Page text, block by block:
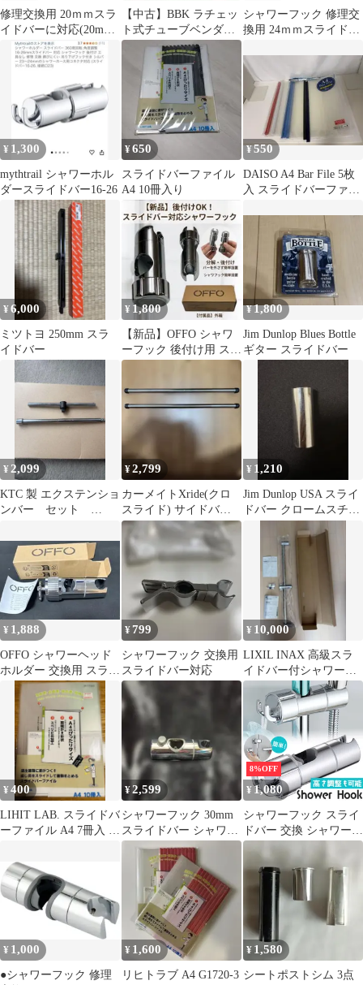
ー掛け 引っ掛け
修理交換用 20ｍｍスラ
イドバーに対応(20mm)
シャワーフック
【中古】BBK ラチェッ
ト式チューブベンダー
スライド式シューバー
タイプ RB-147W【電材
館越谷店】
シャワーフック 修理交
換用 24ｍｍスライドバ
¥ 1,300
mythtrail シャワーホル
ダースライドバー16-26
¥650
スライドバーファイル
A4 10冊入り
¥550
DAISO A4 Bar File 5枚
入 スライドバーファイ
¥6,000
ミツトヨ 250mm スラ
イドバー
¥ 1,800
【新品】OFFO シャワ
ーフック 後付け用 スラ
イドバー対応 30-32mm
¥1,800
Jim Dunlop Blues Bottle
ギター スライドバー
¥2,099
KTC 製 エクステンショ
ンバー セット
ドハンドル
¥2,799
カーメイトXride(クロ
スライド) サイドバー
L650 NS123 バーのみ
¥ 1,210
Jim Dunlop USA スライ
ドバー クロームスチー
¥ 1,888
OFFO シャワーヘッド
ホルダー 交換用 スライ
ドバー対応
¥799
シャワーフック 交換用
スライドバー対応
¥ 10,000
LIXIL INAX 高級スラ
イドバー付シャワーフ
ックBF-FB27（800）
¥400
LIHIT LAB. スライドバ
ーファイル A4 7冊入 黄
¥2,599
シャワーフック 30mm
スライドバー シャワー
ホルダー
8%OFF
¥ 1,080
シャワーフック スライ
ドバー 交換 シャワーラ
ック シャワーホルダー
シャワーヘッド フック
棒 ポール 角度調節 高
さ調節 シャワーハンガ
ー お風呂 収納 付け替
え 後付け シルバー 簡
単 工事不要 穴開け不要
修理 シャワー掛け 引っ
掛け
¥ 1,000
●シャワーフック 修理
¥ 1,600
リヒトラブ A4 G1720-3
¥ 1,580
シートポストシム 3点